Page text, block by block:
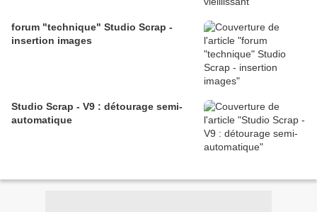
forum "technique" Studio Scrap -
insertion images
Studio Scrap - V9 : détourage semi-
automatique